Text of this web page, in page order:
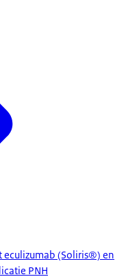
eculizumab (Soliris®) en
PNH